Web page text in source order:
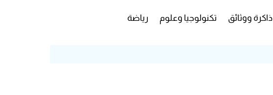
ذاكرة ووثائق تكنولوجيا وعلوم رياضة